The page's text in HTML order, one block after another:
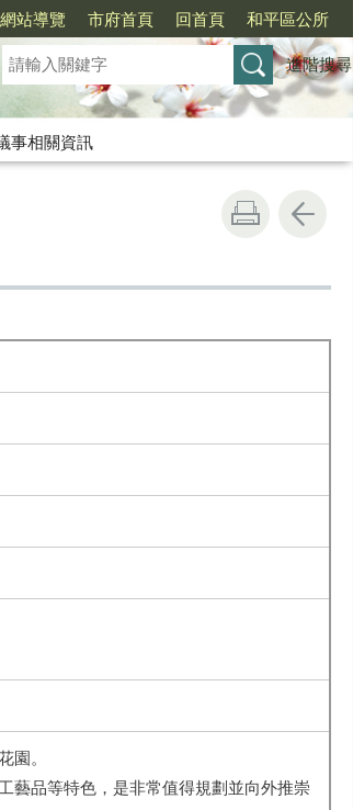
網站導覽 市府首頁 回首頁 和平區公所
進階搜尋
事相關資訊
園。
藝品等特色，是非常值得規劃並向外推崇